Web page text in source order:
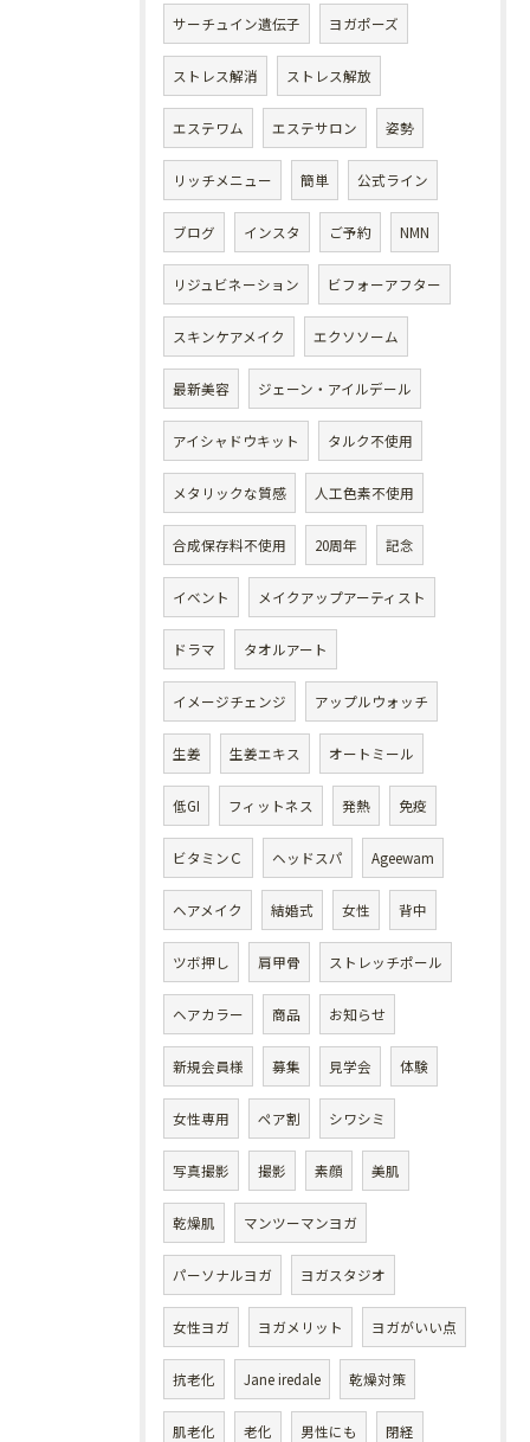
サーチュイン遺伝子 ヨガポーズ
ストレス解消 ストレス解放
エステワム エステサロン 姿勢
リッチメニュー 簡単 公式ライン
ブログ インスタ ご予約 NMN
リジュビネーション ビフォーアフター
スキンケアメイク エクソソーム
最新美容 ジェーン・アイルデール
アイシャドウキット タルク不使用
メタリックな質感 人工色素不使用
合成保存料不使用 20周年 記念
イベント メイクアップアーティスト
ドラマ タオルアート
イメージチェンジ アップルウォッチ
生姜 生姜エキス オートミール
低GI フィットネス 発熱 免疫
ビタミンＣ ヘッドスパ Ageewam
ヘアメイク 結婚式 女性 背中
ツボ押し 肩甲骨 ストレッチポール
ヘアカラー 商品 お知らせ
新規会員様 募集 見学会 体験
女性専用 ペア割 シワシミ
写真撮影 撮影 素顔 美肌
乾燥肌 マンツーマンヨガ
パーソナルヨガ ヨガスタジオ
女性ヨガ ヨガメリット ヨガがいい点
抗老化 Jane iredale 乾燥対策
肌老化 老化 男性にも 閉経